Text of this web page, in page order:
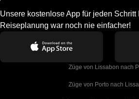
Unsere kostenlose App für jeden Schritt
Reiseplanung war noch nie einfacher!
Züge von Lissabon nach
Züge von Porto nach